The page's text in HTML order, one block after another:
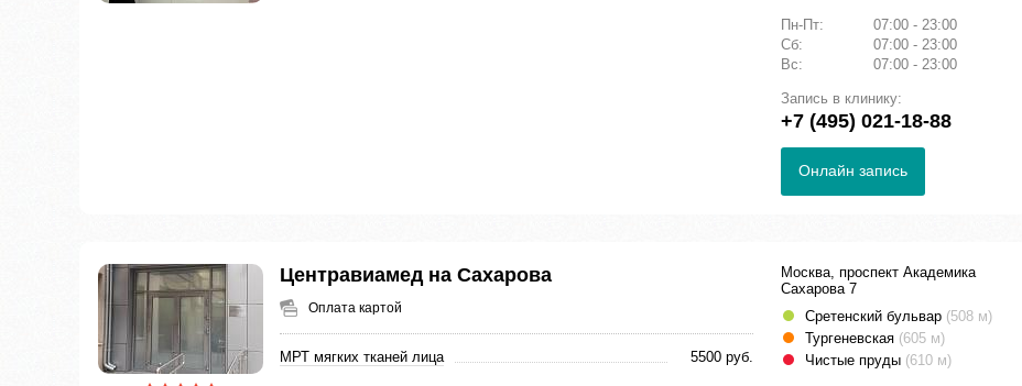
Пн-Пт:
07:00 - 23:00
Сб:
07:00 - 23:00
Вс:
07:00 - 23:00
Запись в клинику:
+7 (495) 021-18-88
Онлайн запись
Центравиамед на Сахарова
Оплата картой
МРТ мягких тканей лица 5500 руб.
Москва, проспект Академика
Сахарова 7
Сретенский бульвар (508 м)
Тургеневская (605 м)
Чистые пруды (610 м)